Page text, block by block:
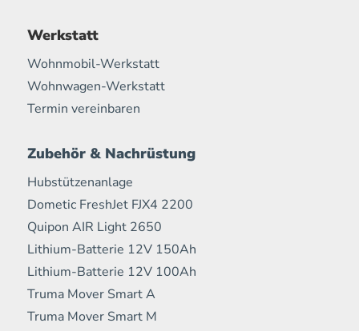
Werkstatt
Wohnmobil-Werkstatt
Wohnwagen-Werkstatt
Termin vereinbaren
Zubehör & Nachrüstung
Hubstützenanlage
Dometic FreshJet FJX4 2200
Quipon AIR Light 2650
Lithium-Batterie 12V 150Ah
Lithium-Batterie 12V 100Ah
Truma Mover Smart A
Truma Mover Smart M